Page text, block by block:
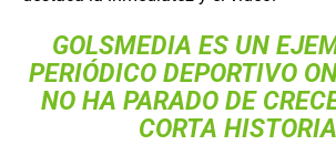
GOLSMEDIA ES UN
PERIÓDICO DEPORTIVO
NO HA PARADO DE
CORTA HISTORIA